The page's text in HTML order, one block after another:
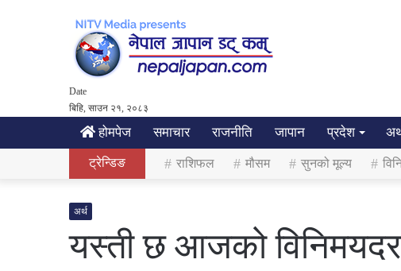
Date
बिहि, साउन २१, २०८३
होमपेज समाचार राजनीति जापान प्रदेश
ट्रेन्डिङ राशिफल मौसम सुनको मूल्य
अर्थ
यस्ती छ आजको विनिमयदर